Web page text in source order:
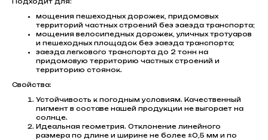
мощения пешеходных дорожек, придомовых
территорий частных строений без заезда транспорта;
мощения велосипедных дорожек, уличных тротуаров
и пешеходных площадок без заезда транспорта;
заезда легкового транспорта до 2 тонн на
придомовую территорию частных строений и
территорию стоянок.
Свойства:
Устойчивость к погодным условиям. Качественный
пигмент в составе нашей продукции не выгорает на
солнце.
Идеальная геометрия. Отклонение линейного
размера по длине и ширине не более ±0,5 мм и по